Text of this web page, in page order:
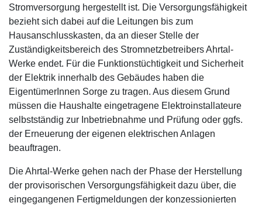
Stromversorgung hergestellt ist. Die Versorgungsfähigkeit
bezieht sich dabei auf die Leitungen bis zum
Hausanschlusskasten, da an dieser Stelle der
Zuständigkeitsbereich des Stromnetzbetreibers Ahrtal-
Werke endet. Für die Funktionstüchtigkeit und Sicherheit
der Elektrik innerhalb des Gebäudes haben die
EigentümerInnen Sorge zu tragen. Aus diesem Grund
müssen die Haushalte eingetragene Elektroinstallateure
selbstständig zur Inbetriebnahme und Prüfung oder ggfs.
der Erneuerung der eigenen elektrischen Anlagen
beauftragen.
Die Ahrtal-Werke gehen nach der Phase der Herstellung
der provisorischen Versorgungsfähigkeit dazu über, die
eingegangenen Fertigmeldungen der konzessionierten